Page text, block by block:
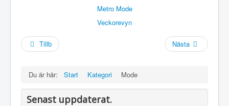
Metro Mode
Veckorevyn
Tillb Nästa
Du är här: Start Kategori Mode
Senast uppdaterat.